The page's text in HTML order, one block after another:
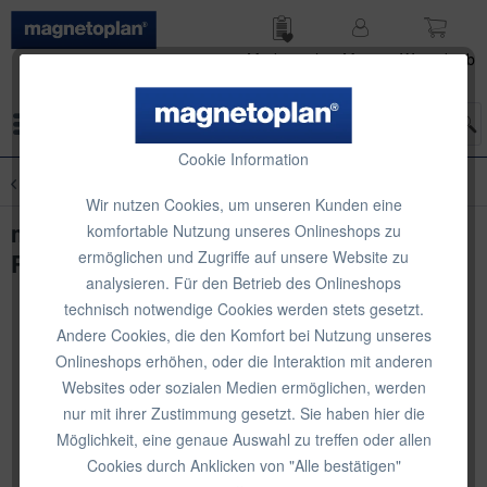
Merk­zettel
Mein
Waren­korb
Cookie Information
Wir nutzen Cookies, um unseren Kunden eine
komfortable Nutzung unseres Onlineshops zu
ermöglichen und Zugriffe auf unsere Website zu
analysieren. Für den Betrieb des Onlineshops
technisch notwendige Cookies werden stets gesetzt.
Andere Cookies, die den Komfort bei Nutzung unseres
Onlineshops erhöhen, oder die Interaktion mit anderen
Websites oder sozialen Medien ermöglichen, werden
nur mit ihrer Zustimmung gesetzt. Sie haben hier die
Möglichkeit, eine genaue Auswahl zu treffen oder allen
Cookies durch Anklicken von "Alle bestätigen"
magnetoplan Präsentationswand +
Raumteiler, stationär, Set 3